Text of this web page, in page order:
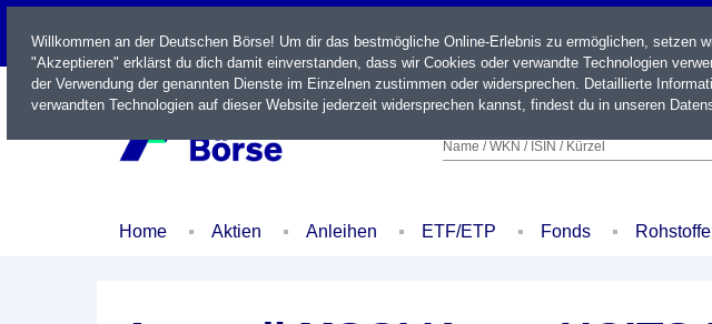
LIVE
Name / WKN / ISIN / Kürzel
Home Aktien Anleihen ETF/ETP Fonds Rohstoffe
Willkommen an der Deutschen Börse! Um dir das bestmögliche Online-Erlebnis zu ermöglichen, setzen
"Akzeptieren" erklärst du dich damit einverstanden, dass wir Cookies oder verwandte Technologien
der Verwendung der genannten Dienste im Einzelnen zustimmen oder widersprechen. Detaillierte
verwandten Technologien auf dieser Website jederzeit widersprechen kannst, findest du in unseren